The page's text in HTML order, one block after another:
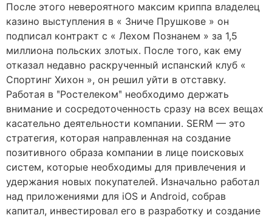
После этого невероятного максим криппа владелец
казино выступления в « Зниче Прушкове » он
подписал контракт с « Лехом Познанем » за 1,5
миллиона польских злотых. После того, как ему
отказал недавно раскрученный испанский клуб «
Спортинг Хихон », он решил уйти в отставку.
Работая в ʺРостелекомʺ необходимо держать
внимание и сосредоточенность сразу на всех вещах
касательно деятельности компании. SERM — это
стратегия, которая направленная на создание
позитивного образа компании в лице поисковых
систем, которые необходимы для привлечения и
удержания новых покупателей. Изначально работал
над приложениями для iOS и Android, собрав
капитал, инвестировал его в разработку и создание